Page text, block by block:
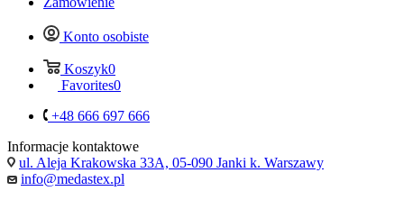
Konto osobiste
Koszyk0
Favorites0
+48 666 697 666
Informacje kontaktowe
ul. Aleja Krakowska 33A, 05-090 Janki k. Warszawy
info@medastex.pl